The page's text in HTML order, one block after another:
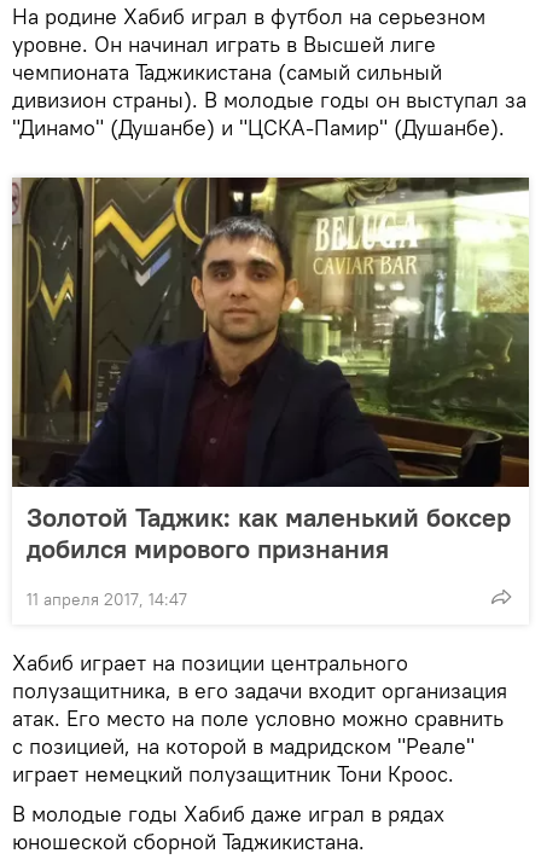
На родине Хабиб играл в футбол на серьезном
уровне. Он начинал играть в Высшей лиге
чемпионата Таджикистана (самый сильный
дивизион страны). В молодые годы он выступал за
"Динамо" (Душанбе) и "ЦСКА-Памир" (Душанбе).
Золотой Таджик: как маленький боксер
добился мирового признания
11 апреля 2017, 14:47
Хабиб играет на позиции центрального
полузащитника, в его задачи входит организация
атак. Его место на поле условно можно сравнить
с позицией, на которой в мадридском "Реале"
играет немецкий полузащитник Тони Кроос.
В молодые годы Хабиб даже играл в рядах
юношеской сборной Таджикистана.